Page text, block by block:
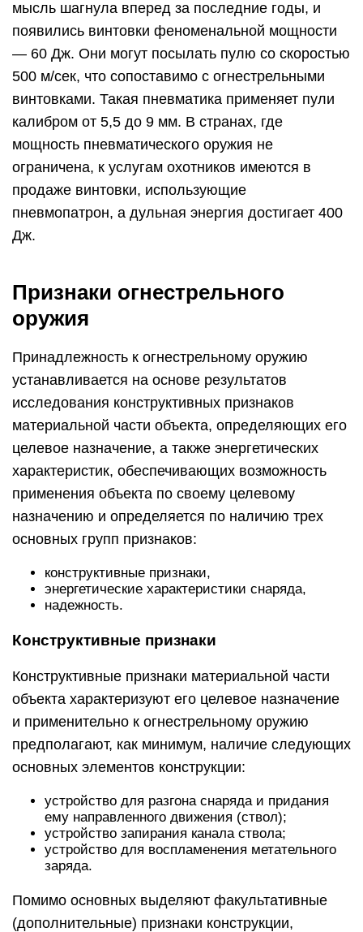
мысль шагнула вперед за последние годы, и
появились винтовки феноменальной мощности
— 60 Дж. Они могут посылать пулю со скоростью
500 м/сек, что сопоставимо с огнестрельными
винтовками. Такая пневматика применяет пули
калибром от 5,5 до 9 мм. В странах, где
мощность пневматического оружия не
ограничена, к услугам охотников имеются в
продаже винтовки, использующие
пневмопатрон, а дульная энергия достигает 400
Дж.
Признаки огнестрельного
оружия
Принадлежность к огнестрельному оружию
устанавливается на основе результатов
исследования конструктивных признаков
материальной части объекта, определяющих его
целевое назначение, а также энергетических
характеристик, обеспечивающих возможность
применения объекта по своему целевому
назначению и определяется по наличию трех
основных групп признаков:
конструктивные признаки,
энергетические характеристики снаряда,
надежность.
Конструктивные признаки
Конструктивные признаки материальной части
объекта характеризуют его целевое назначение
и применительно к огнестрельному оружию
предполагают, как минимум, наличие следующих
основных элементов конструкции:
устройство для разгона снаряда и придания
ему направленного движения (ствол);
устройство запирания канала ствола;
устройство для воспламенения метательного
заряда.
Помимо основных выделяют факультативные
(дополнительные) признаки конструкции,